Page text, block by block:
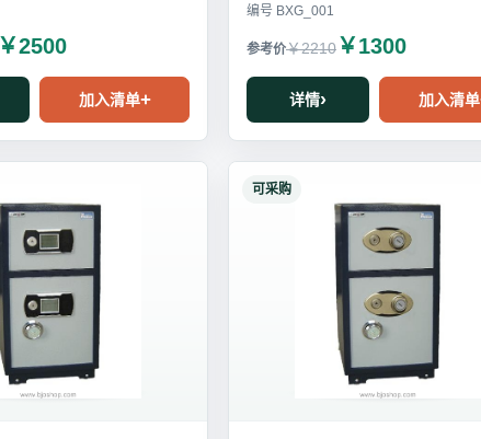
￥2500
加入清单
编号 BXG_001
￥2210 ￥1300
详情 加入清单
可采购